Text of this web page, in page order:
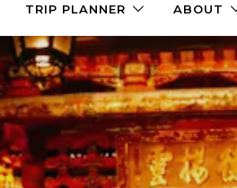
TRIP PLANNER ABOUT